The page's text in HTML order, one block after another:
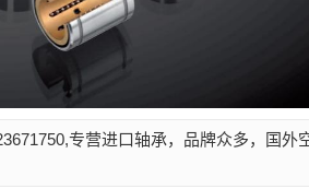
专营进口轴承，品牌众多，国外